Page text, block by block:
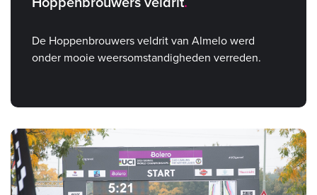
De Hoppenbrouwers veldrit van Almelo werd
onder mooie weersomstandigheden verreden.